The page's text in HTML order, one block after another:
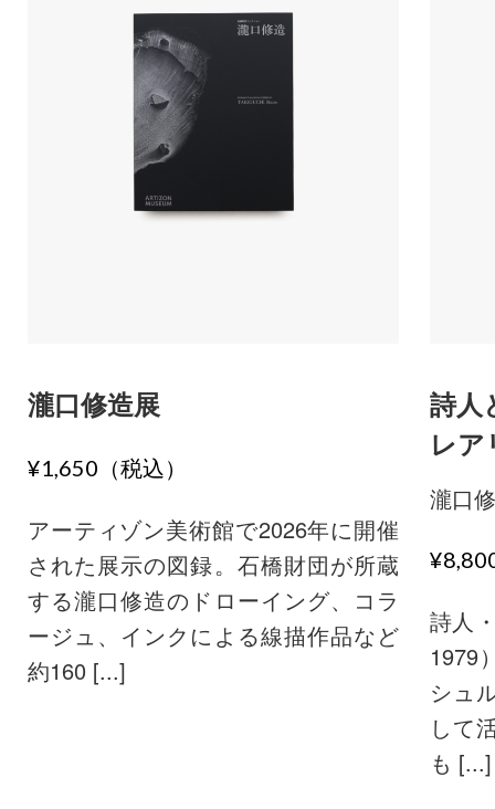
瀧口修造展
¥1,650（税込）
アーティゾン美術館で2026年に開催
された展示の図録。石橋財団が所蔵
する瀧口修造のドローイング、コラ
ージュ、インクによる線描作品など
約160 [...]
詩人
レア
瀧口
詩人
1979
シュ
して
も [...]